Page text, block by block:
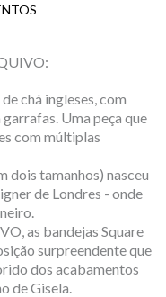
chá ingleses, com
Uma peça que
com múltiplas
dois tamanhos) nasceu
de Londres - onde
as bandejas Square
surpreendente que
dos acabamentos
de Gisela.